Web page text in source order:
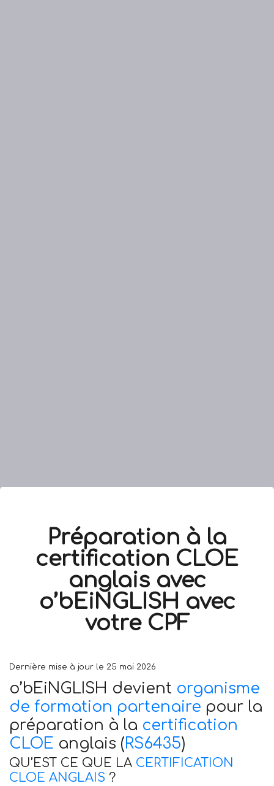
Préparation à la
certification CLOE
anglais avec
o’bEiNGLISH avec
votre CPF
Dernière mise à jour le 25 mai 2026
o’bEiNGLISH devient organisme
de formation partenaire pour la
préparation à la certification
CLOE anglais (RS6435)
QU’EST CE QUE LA CERTIFICATION
CLOE ANGLAIS ?